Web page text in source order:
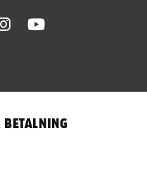
Instagram
betalning